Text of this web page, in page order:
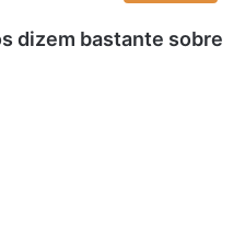
dizem bastante sobre